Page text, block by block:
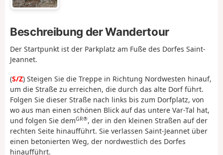
Beschreibung der Wandertour
Der Startpunkt ist der Parkplatz am Fuße des Dorfes Saint-
Jeannet.
(S/Z) Steigen Sie die Treppe in Richtung Nordwesten hinauf,
um die Straße zu erreichen, die durch das alte Dorf führt.
Folgen Sie dieser Straße nach links bis zum Dorfplatz, von
wo aus man einen schönen Blick auf das untere Var-Tal hat,
und folgen Sie demGR®, der in den kleinen Straßen auf der
rechten Seite hinaufführt. Sie verlassen Saint-Jeannet über
einen betonierten Weg, der nordwestlich des Dorfes
hinaufführt.